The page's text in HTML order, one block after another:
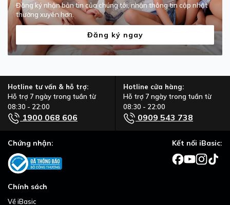
Đăng ký nhận bản tin của chúng tôi, nhận thông tin cập nhật
thường xuyên hơn.
Đăng ký ngay
Hotline tư vấn & hỗ trợ:
Hỗ trợ 7 ngày trong tuần từ
08:30 - 22:00
1900 068 606
Hotline cửa hàng:
Hỗ trợ 7 ngày trong tuần từ
08:30 - 22:00
0909 543 738
Chính sách
Về iBasic
Chứng nhận: Kết nối iBasic: